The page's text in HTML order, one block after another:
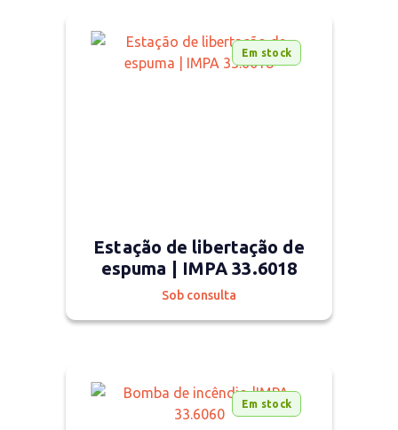
Em stock
Estação de libertação de
espuma | IMPA 33.6018
Sob consulta
Em stock